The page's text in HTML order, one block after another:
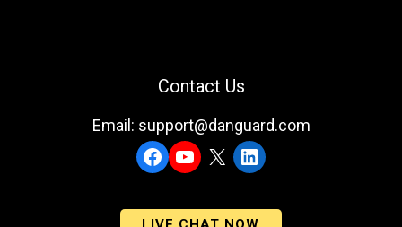
Contact Us
Email: support@danguard.com
Facebook
YouTube
X LinkedIn